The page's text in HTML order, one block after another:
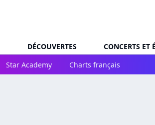
DÉCOUVERTES CONCERTS ET
Star Academy Charts français